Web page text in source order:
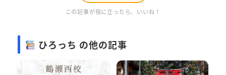
この記事が役に立ったら、いいね！
ひろっち の他の記事